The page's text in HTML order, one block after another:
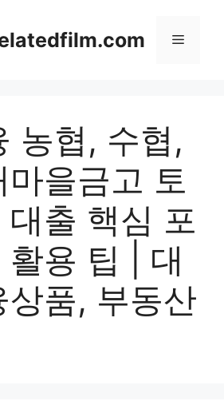
Menu
농협, 수협,
을금고 토
대출 핵심 포
활용 팁 | 대
상품, 부동산